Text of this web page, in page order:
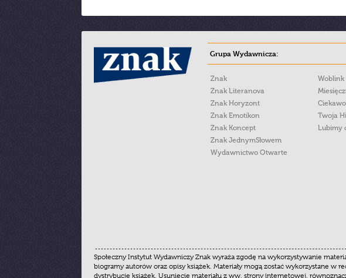
Grupa Wydawnicza:
Znak
Znak Literanova
Znak Horyzont
Znak Emotikon
Znak Koncept
Znak JednymSłowem
Wydawnictwo Otwarte
Woblink
Twoja
Lubimy
Społeczny Instytut Wydawniczy Znak wyraża zgodę na wykorzystywanie
biogramy autorów oraz opisy książek. Materiały mogą zostać wykorzystane w
dystrybucję książek. Usunięcie materiału z ww. strony internetowej,